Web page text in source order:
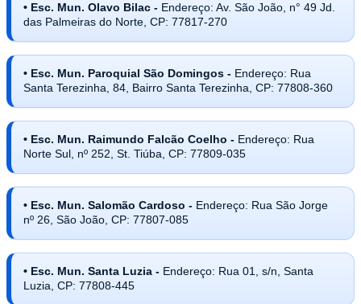
• Esc. Mun. Olavo Bilac - Endereço: Av. São João, n° 49 Jd.
das Palmeiras do Norte, CP: 77817-270
• Esc. Mun. Paroquial São Domingos - Endereço: Rua
Santa Terezinha, 84, Bairro Santa Terezinha, CP: 77808-360
• Esc. Mun. Raimundo Falcão Coelho - Endereço: Rua
Norte Sul, nº 252, St. Tiúba, CP: 77809-035
• Esc. Mun. Salomão Cardoso - Endereço: Rua São Jorge
nº 26, São João, CP: 77807-085
• Esc. Mun. Santa Luzia - Endereço: Rua 01, s/n, Santa
Luzia, CP: 77808-445